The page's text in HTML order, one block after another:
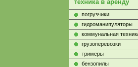
техника в аренду
погрузчики
гидроманипуляторы
коммунальная
грузоперевозки
тримеры
бензопилы